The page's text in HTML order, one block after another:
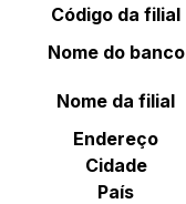
Código da filial
Nome do banco
Nome da filial
Endereço
Cidade
País